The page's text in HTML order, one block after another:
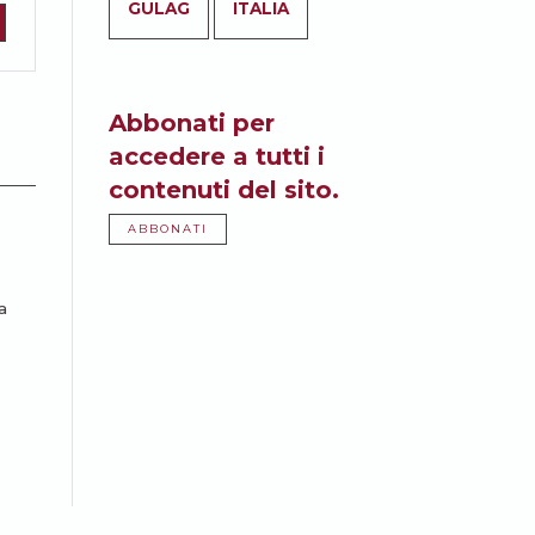
GULAG ITALIA
Abbonati per
accedere a tutti i
contenuti del sito.
ABBONATI